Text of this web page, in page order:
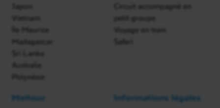
Japon
Vietnam
Île Maurice
Madagascar
Sri Lanka
Australie
Polynésie
Circuit accompagné en
petit groupe
Voyage en train
Safari
Meltour Informations légales